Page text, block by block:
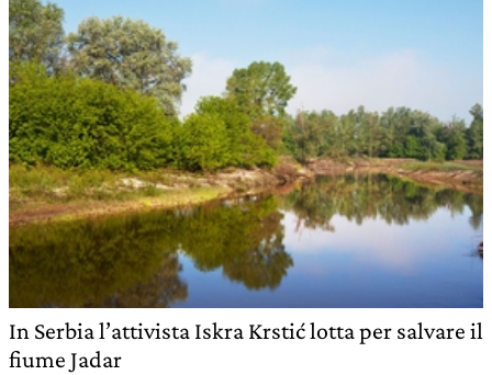
In Serbia l’attivista Iskra Krstić lotta per salvare il
fiume Jadar